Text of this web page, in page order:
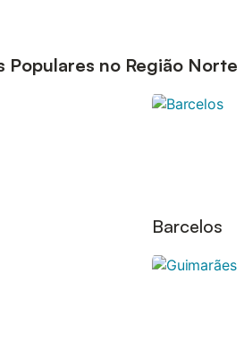
Populares no Região Norte
Barcelos